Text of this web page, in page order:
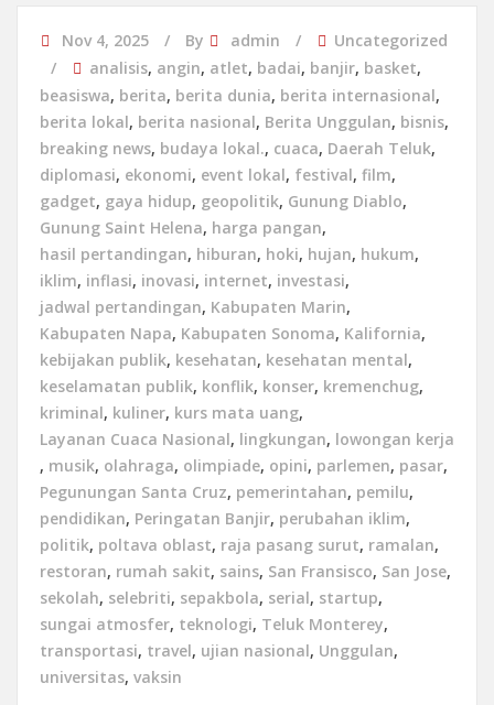
Nov 4, 2025 By admin
Uncategorized
analisis, angin, atlet, badai, banjir, basket,
beasiswa, berita, berita dunia, berita internasional,
berita lokal, berita nasional, Berita Unggulan, bisnis,
breaking news, budaya lokal., cuaca, Daerah Teluk,
diplomasi, ekonomi, event lokal, festival, film,
gadget, gaya hidup, geopolitik, Gunung Diablo,
Gunung Saint Helena, harga pangan,
hasil pertandingan, hiburan, hoki, hujan, hukum,
iklim, inflasi, inovasi, internet, investasi,
jadwal pertandingan, Kabupaten Marin,
Kabupaten Napa, Kabupaten Sonoma, Kalifornia,
kebijakan publik, kesehatan, kesehatan mental,
keselamatan publik, konflik, konser, kremenchug,
kriminal, kuliner, kurs mata uang,
Layanan Cuaca Nasional, lingkungan, lowongan kerja
, musik, olahraga, olimpiade, opini, parlemen, pasar,
Pegunungan Santa Cruz, pemerintahan, pemilu,
pendidikan, Peringatan Banjir, perubahan iklim,
politik, poltava oblast, raja pasang surut, ramalan,
restoran, rumah sakit, sains, San Fransisco, San Jose,
sekolah, selebriti, sepakbola, serial, startup,
sungai atmosfer, teknologi, Teluk Monterey,
transportasi, travel, ujian nasional, Unggulan,
universitas, vaksin